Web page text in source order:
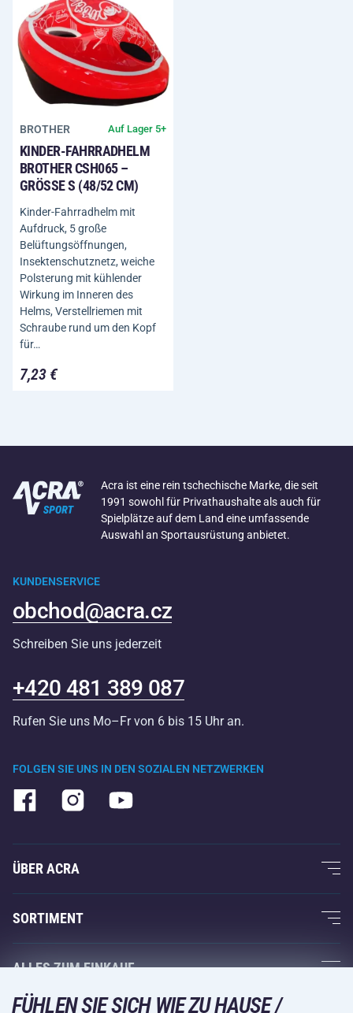
BROTHER Auf Lager 5+
KINDER-FAHRRADHELM
BROTHER CSH065 –
GRÖSSE S (48/52 CM)
Kinder-Fahrradhelm mit
Aufdruck, 5 große
Belüftungsöffnungen,
Insektenschutznetz, weiche
Polsterung mit kühlender
Wirkung im Inneren des
Helms, Verstellriemen mit
Schraube rund um den Kopf
für…
7,23 €
Acra ist eine rein tschechische Marke, die seit
1991 sowohl für Privathaushalte als auch für
Spielplätze auf dem Land eine umfassende
Auswahl an Sportausrüstung anbietet.
FOLGEN SIE UNS IN DEN SOZIALEN NETZWERKEN
KUNDENSERVICE
obchod@acra.cz
Schreiben Sie uns jederzeit
+420 481 389 087
Rufen Sie uns Mo–Fr von 6 bis 15 Uhr an.
ÜBER ACRA
Über uns
Acra-Garantie
Kontakte
Großhandel
SORTIMENT
Fitness und Krafttraining
Racketsportarten
ALLES ZUM EINKAUF
Acra-Garantie
FÜHLEN SIE SICH WIE ZU HAUSE /